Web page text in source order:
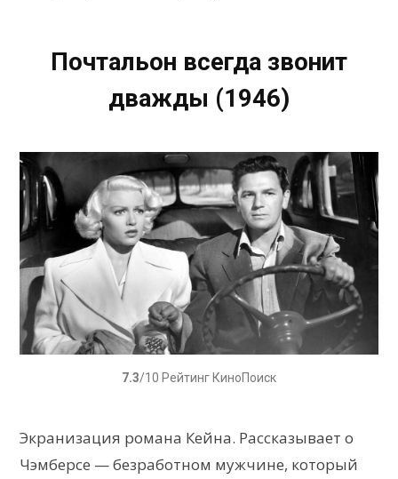
Почтальон всегда звонит
дважды (1946)
7.3/10 Рейтинг КиноПоиск
Экранизация романа Кейна. Рассказывает о
Чэмберсе — безработном мужчине, который